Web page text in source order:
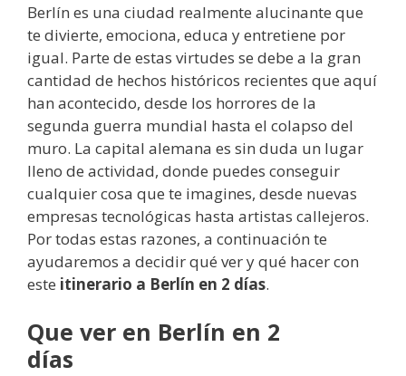
Berlín es una ciudad realmente alucinante que
te divierte, emociona, educa y entretiene por
igual. Parte de estas virtudes se debe a la gran
cantidad de hechos históricos recientes que aquí
han acontecido, desde los horrores de la
segunda guerra mundial hasta el colapso del
muro. La capital alemana es sin duda un lugar
lleno de actividad, donde puedes conseguir
cualquier cosa que te imagines, desde nuevas
empresas tecnológicas hasta artistas callejeros.
Por todas estas razones, a continuación te
ayudaremos a decidir qué ver y qué hacer con
este itinerario a Berlín en 2 días.
Que ver en Berlín en 2
días